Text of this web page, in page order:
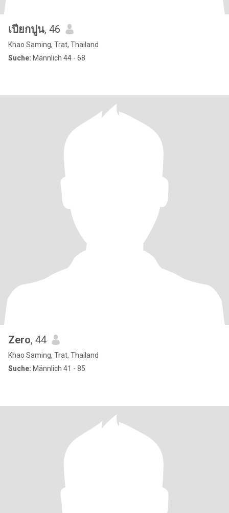
เปียกปูน, 46
Khao Saming, Trat, Thailand
Suche: Männlich 44 - 68
Zero, 44
Khao Saming, Trat, Thailand
Suche: Männlich 41 - 85